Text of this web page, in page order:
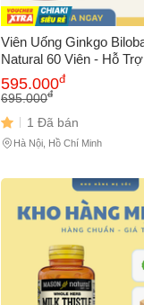
Viên Uống Ginkgo
Natural 60 Viên - Hỗ
Năng Não Bộ và Tuần
Não - Sản Phẩm Mỹ
595.000đ
695.000đ
1 Đã bán
Hà Nội, Hồ Chí Minh
Tên của
Số điện